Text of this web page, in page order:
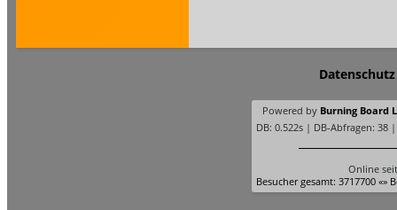
Datenschutz
Powered by Burning Board
DB: 0.522s | DB-Abfragen: 38
Online
Besucher gesamt: 3717700 «»